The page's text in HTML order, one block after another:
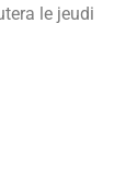
le jeudi